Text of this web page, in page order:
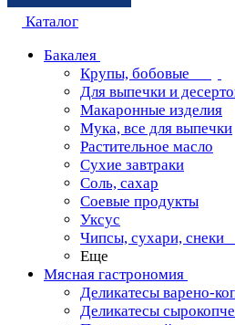
Каталог
Бакалея
Крупы, бобовые
Для выпечки и
Макаронные изделия
Мука, все для выпечки
Растительное масло
Сухие завтраки
Соль, сахар
Соевые продукты
Уксус
Чипсы, сухари, снеки
Еще
Мясная гастрономия
Деликатесы варено-
Деликатесы